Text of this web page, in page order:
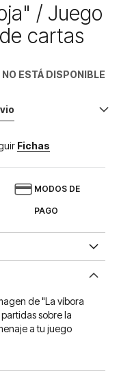
/ Juego
cartas
NO ESTÁ DISPONIBLE
Fichas
MODOS DE
PAGO
de "La víbora
sobre la
a tu juego